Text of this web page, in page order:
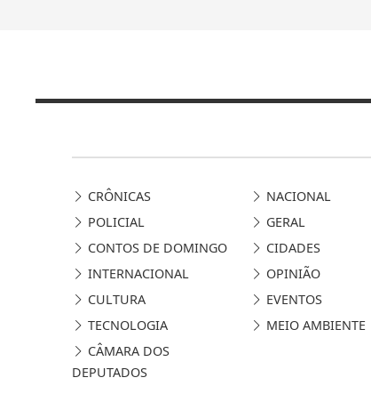
CRÔNICAS NACIONAL
POLICIAL
GERAL
CONTOS DE DOMINGO
CIDADES
INTERNACIONAL
OPINIÃO
CULTURA
EVENTOS
TECNOLOGIA
MEIO AMBIENTE
CÂMARA DOS
DEPUTADOS